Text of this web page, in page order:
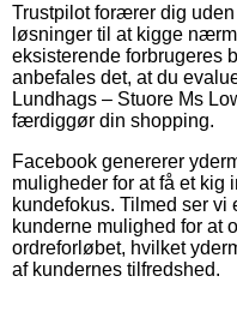
Trustpilot forærer dig
løsninger til at kigge
eksisterende forbrugeres
anbefales det, at du
Lundhags – Stuore Ms
færdiggør din shopping.
Facebook genererer
muligheder for at få et kig
kundefokus. Tilmed ser
kunderne mulighed for at
ordreforløbet, hvilket
af kundernes tilfredshed.